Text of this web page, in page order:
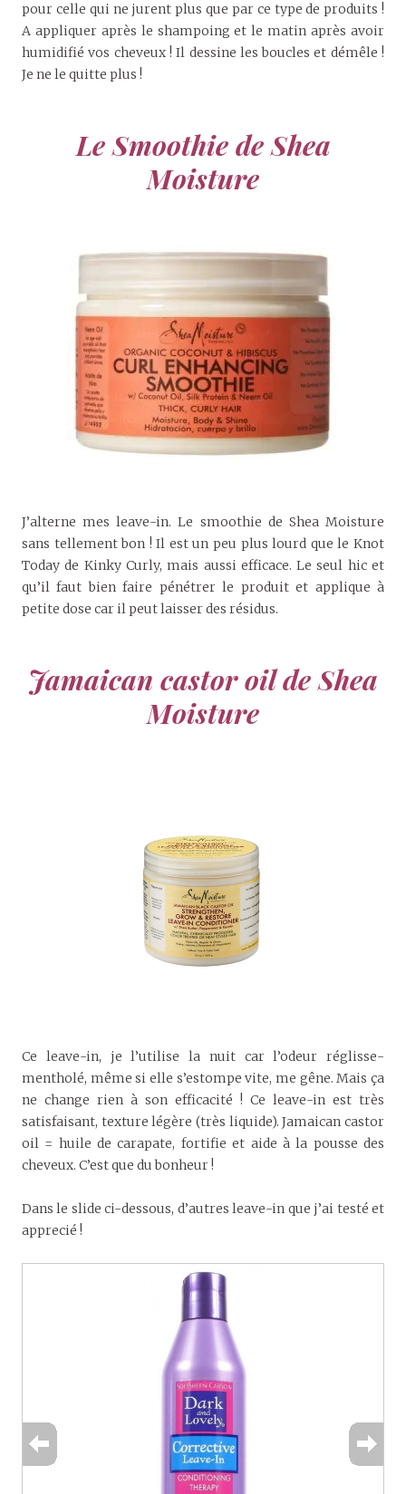
pour celle qui ne jurent plus que par ce type de produits !
A appliquer après le shampoing et le matin après avoir
humidifié vos cheveux ! Il dessine les boucles et démêle !
Je ne le quitte plus !
Le Smoothie de Shea
Moisture
J’alterne mes leave-in. Le smoothie de Shea Moisture
sans tellement bon ! Il est un peu plus lourd que le Knot
Today de Kinky Curly, mais aussi efficace. Le seul hic et
qu’il faut bien faire pénétrer le produit et applique à
petite dose car il peut laisser des résidus.
Jamaican castor oil de Shea
Moisture
Ce leave-in, je l’utilise la nuit car l’odeur réglisse-
mentholé, même si elle s’estompe vite, me gêne. Mais ça
ne change rien à son efficacité ! Ce leave-in est très
satisfaisant, texture légère (très liquide). Jamaican castor
oil = huile de carapate, fortifie et aide à la pousse des
cheveux. C’est que du bonheur !
Dans le slide ci-dessous, d’autres leave-in que j’ai testé et
apprecié !